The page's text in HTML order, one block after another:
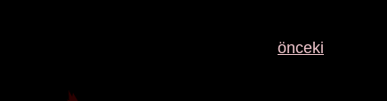
önceki